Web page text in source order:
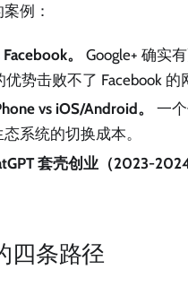
例：
。
Google+ 确实
势击败不了 Facebook 的
vs iOS/Android。
一
系统的切换成本。
套壳创业（2023-2024
四条路径